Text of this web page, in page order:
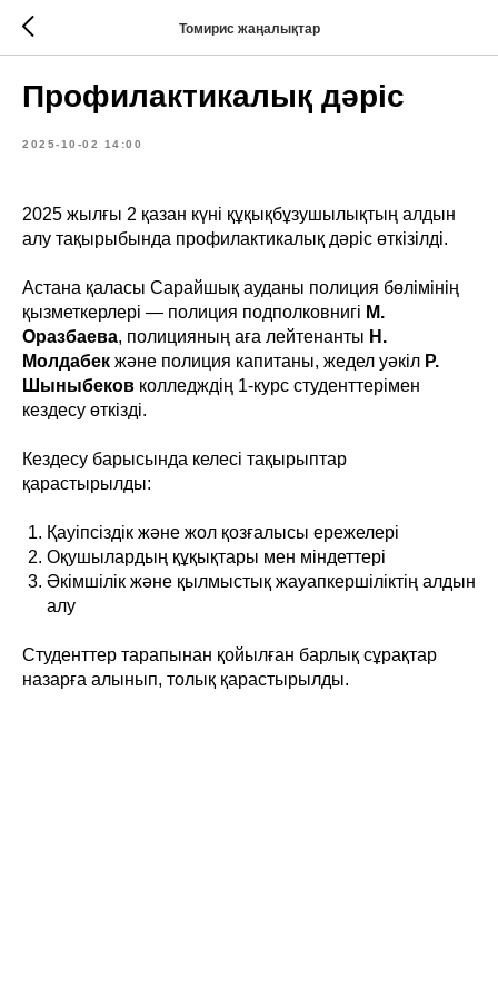
Томирис жаңалықтар
Профилактикалық дәріс
2025-10-02 14:00
2025 жылғы 2 қазан күні құқықбұзушылықтың алдын
алу тақырыбында профилактикалық дәріс өткізілді.
Астана қаласы Сарайшық ауданы полиция бөлімінің
қызметкерлері — полиция подполковнигі М.
Оразбаева, полицияның аға лейтенанты Н.
Молдабек және полиция капитаны, жедел уәкіл Р.
Шыныбеков колледждің 1-курс студенттерімен
кездесу өткізді.
Кездесу барысында келесі тақырыптар
қарастырылды:
Қауіпсіздік және жол қозғалысы ережелері
Оқушылардың құқықтары мен міндеттері
Әкімшілік және қылмыстық жауапкершіліктің алдын
алу
Студенттер тарапынан қойылған барлық сұрақтар
назарға алынып, толық қарастырылды.